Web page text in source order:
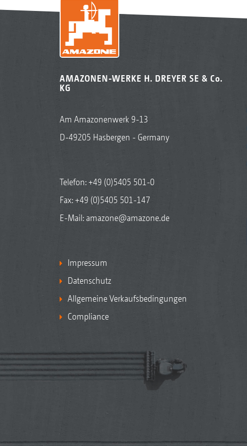
AMAZONEN-WERKE H. DREYER SE & Co.
KG
Am Amazonenwerk 9-13
D-49205 Hasbergen - Germany
Telefon:+49 (0)5405 501-0
Fax: +49 (0)5405 501-147
E-Mail: amazone@amazone.de
Impressum
Datenschutz
Allgemeine Verkaufsbedingungen
Compliance